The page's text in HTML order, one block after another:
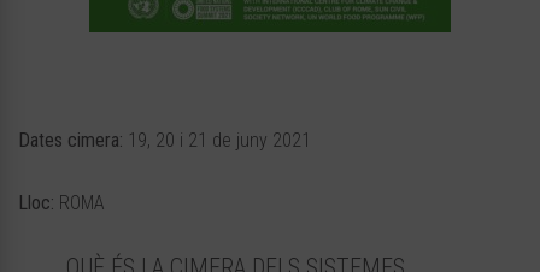
Dates cimera: 19, 20 i 21 de juny 2021
Lloc: ROMA